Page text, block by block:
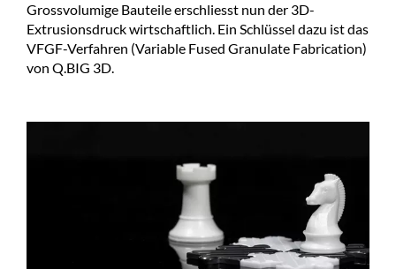
Grossvolumige Bauteile erschliesst nun der 3D-
Extrusionsdruck wirtschaftlich. Ein Schlüssel dazu ist das
VFGF-Verfahren (Variable Fused Granulate Fabrication)
von Q.BIG 3D.